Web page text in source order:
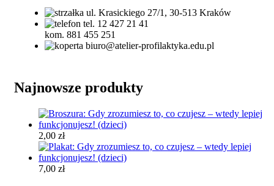
ul. Krasickiego 27/1, 30-513 Kraków
tel. 12 427 21 41
kom. 881 455 251
biuro@atelier-profilaktyka.edu.pl
Najnowsze produkty
2,00 zł
7,00 zł